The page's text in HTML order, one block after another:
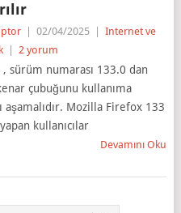
02/04/2025
Internet ve
2 yorum
sürüm numarası 133.0 dan
çubuğunu kullanıma
aşamalıdır. Mozilla Firefox 133
kullanıcılar
Devamını Oku